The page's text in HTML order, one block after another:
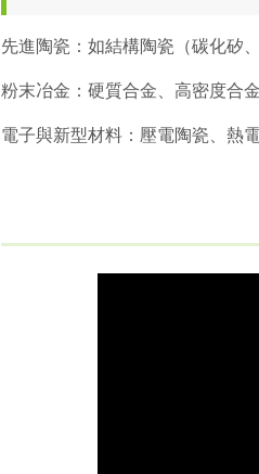
先進陶瓷：如結構陶瓷（碳化矽
粉末冶金：硬質合金、高密度合
電子與新型材料：壓電陶瓷、熱